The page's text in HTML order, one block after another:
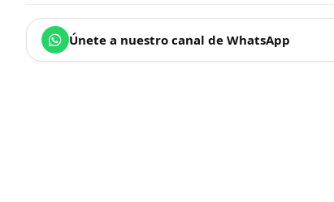
Únete a nuestro canal de WhatsApp